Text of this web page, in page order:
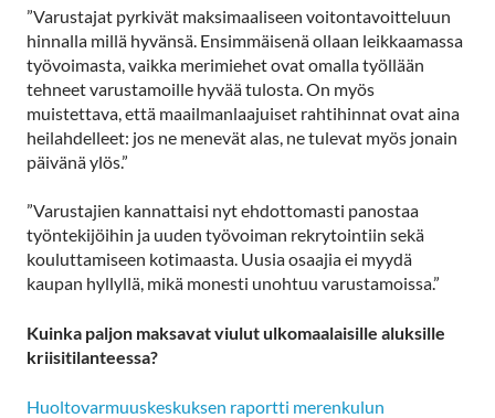
”Varustajat pyrkivät maksimaaliseen voitontavoitteluun
hinnalla millä hyvänsä. Ensimmäisenä ollaan leikkaamassa
työvoimasta, vaikka merimiehet ovat omalla työllään
tehneet varustamoille hyvää tulosta. On myös
muistettava, että maailmanlaajuiset rahtihinnat ovat aina
heilahdelleet: jos ne menevät alas, ne tulevat myös jonain
päivänä ylös.”
”Varustajien kannattaisi nyt ehdottomasti panostaa
työntekijöihin ja uuden työvoiman rekrytointiin sekä
kouluttamiseen kotimaasta. Uusia osaajia ei myydä
kaupan hyllyllä, mikä monesti unohtuu varustamoissa.”
Kuinka paljon maksavat viulut ulkomaalaisille aluksille
kriisitilanteessa?
Huoltovarmuuskeskuksen raportti merenkulun